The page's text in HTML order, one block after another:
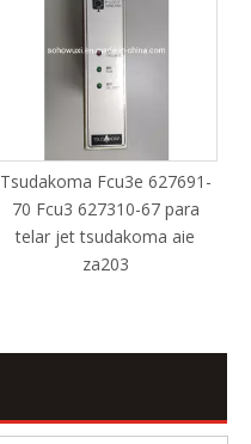
Tsudakoma Fcu3e 627691-
70 Fcu3 627310-67 para
telar jet tsudakoma aie
za203